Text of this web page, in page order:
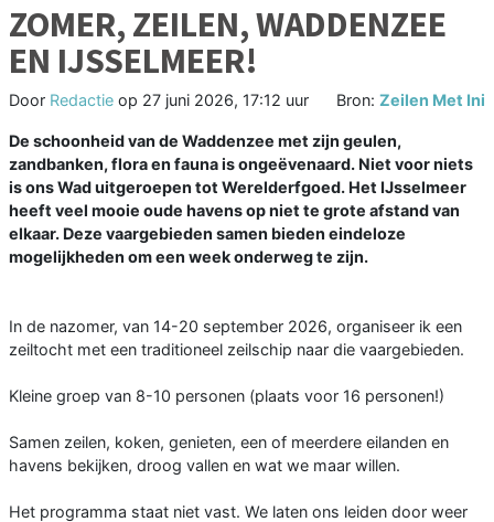
ZOMER, ZEILEN, WADDENZEE
EN IJSSELMEER!
Door Redactie op 27 juni 2026, 17:12 uur Bron: Zeilen Met Ini
De schoonheid van de Waddenzee met zijn geulen,
zandbanken, flora en fauna is ongeëvenaard. Niet voor niets
is ons Wad uitgeroepen tot Werelderfgoed. Het IJsselmeer
heeft veel mooie oude havens op niet te grote afstand van
elkaar. Deze vaargebieden samen bieden eindeloze
mogelijkheden om een week onderweg te zijn.
In de nazomer, van 14-20 september 2026, organiseer ik een
zeiltocht met een traditioneel zeilschip naar die vaargebieden.
Kleine groep van 8-10 personen (plaats voor 16 personen!)
Samen zeilen, koken, genieten, een of meerdere eilanden en
havens bekijken, droog vallen en wat we maar willen.
Het programma staat niet vast. We laten ons leiden door weer